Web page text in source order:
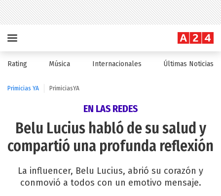
Rating Música Internacionales Últimas Noticias
Primicias YA PrimiciasYA
EN LAS REDES
Belu Lucius habló de su salud y
compartió una profunda reflexión
La influencer, Belu Lucius, abrió su corazón y
conmovió a todos con un emotivo mensaje.